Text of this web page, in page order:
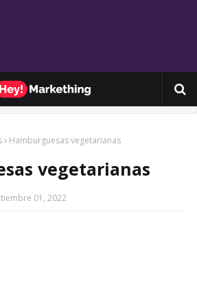
Hamburguesas vegetarianas
vegetarianas
01, 2022